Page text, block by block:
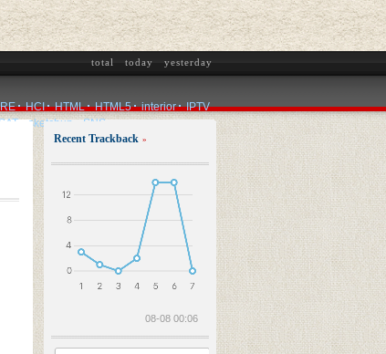
total today yesterday
HCI HTML HTML5 interior
IPTV
sketchup SNS
Recent Trackback »
08-08 00:06